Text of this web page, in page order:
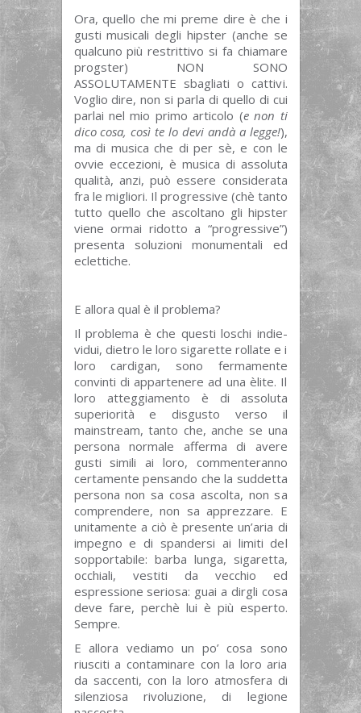
Ora, quello che mi preme dire è che i
gusti musicali degli hipster (anche se
qualcuno più restrittivo si fa chiamare
progster) NON SONO
ASSOLUTAMENTE sbagliati o cattivi.
Voglio dire, non si parla di quello di cui
parlai nel mio primo articolo (e non ti
dico cosa, così te lo devi andà a legge!),
ma di musica che di per sè, e con le
ovvie eccezioni, è musica di assoluta
qualità, anzi, può essere considerata
fra le migliori. Il progressive (chè tanto
tutto quello che ascoltano gli hipster
viene ormai ridotto a “progressive”)
presenta soluzioni monumentali ed
eclettiche.
E allora qual è il problema?
Il problema è che questi loschi indie-
vidui, dietro le loro sigarette rollate e i
loro cardigan, sono fermamente
convinti di appartenere ad una èlite. Il
loro atteggiamento è di assoluta
superiorità e disgusto verso il
mainstream, tanto che, anche se una
persona normale afferma di avere
gusti simili ai loro, commenteranno
certamente pensando che la suddetta
persona non sa cosa ascolta, non sa
comprendere, non sa apprezzare. E
unitamente a ciò è presente un’aria di
impegno e di spandersi ai limiti del
sopportabile: barba lunga, sigaretta,
occhiali, vestiti da vecchio ed
espressione seriosa: guai a dirgli cosa
deve fare, perchè lui è più esperto.
Sempre.
E allora vediamo un po’ cosa sono
riusciti a contaminare con la loro aria
da saccenti, con la loro atmosfera di
silenziosa rivoluzione, di legione